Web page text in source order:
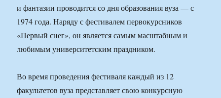
и фантазии проводится со дня образования вуза — с
1974 года. Наряду с фестивалем первокурсников
«Первый снег», он является самым масштабным и
любимым университетским праздником.
Во время проведения фестиваля каждый из 12
факультетов вуза представляет свою конкурсную